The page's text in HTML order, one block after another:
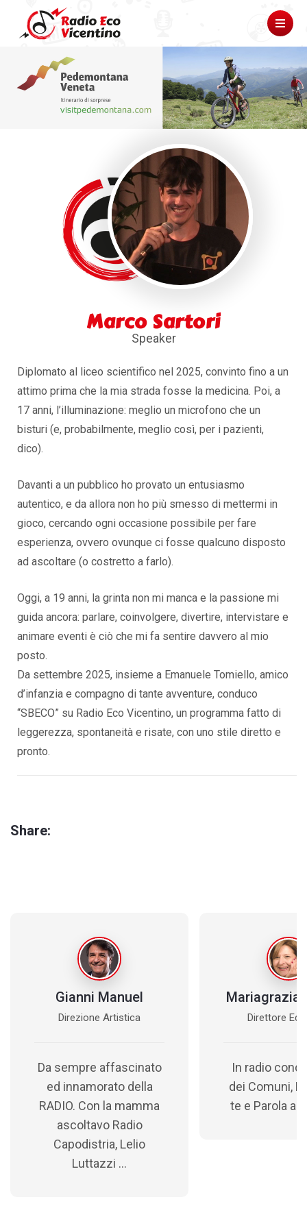
Marco Sartori
Speaker
Diplomato al liceo scientifico nel 2025, convinto fino a un
attimo prima che la mia strada fosse la medicina. Poi, a
17 anni, l’illuminazione: meglio un microfono che un
bisturi (e, probabilmente, meglio così, per i pazienti,
dico).
Davanti a un pubblico ho provato un entusiasmo
autentico, e da allora non ho più smesso di mettermi in
gioco, cercando ogni occasione possibile per fare
esperienza, ovvero ovunque ci fosse qualcuno disposto
ad ascoltare (o costretto a farlo).
Oggi, a 19 anni, la grinta non mi manca e la passione mi
guida ancora: parlare, coinvolgere, divertire, intervistare e
animare eventi è ciò che mi fa sentire davvero al mio
posto.
Da settembre 2025, insieme a Emanuele Tomiello, amico
d’infanzia e compagno di tante avventure, conduco
“SBECO” su Radio Eco Vicentino, un programma fatto di
leggerezza, spontaneità e risate, con uno stile diretto e
pronto.
Share:
Gianni Manuel
Direzione Artistica
Da sempre affascinato
ed innamorato della
RADIO. Con la mamma
ascoltavo Radio
Capodistria, Lelio
Luttazzi ...
Mariagrazia
Direttore
In radio
dei Comuni,
te e Parola ai